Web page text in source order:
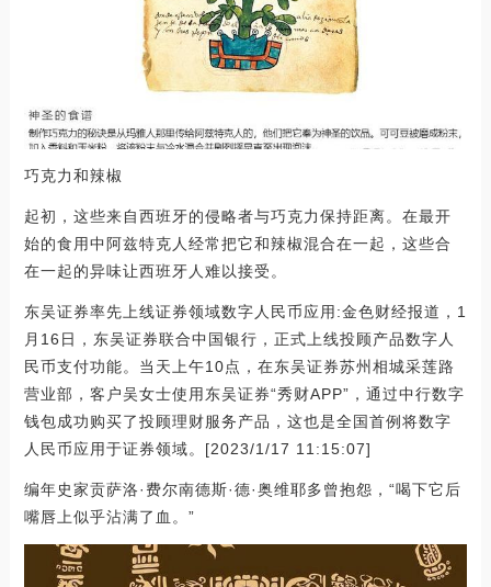
巧克力和辣椒
起初，这些来自西班牙的侵略者与巧克力保持距离。在最开
始的食用中阿兹特克人经常把它和辣椒混合在一起，这些合
在一起的异味让西班牙人难以接受。
东吴证券率先上线证券领域数字人民币应用:金色财经报道，1
月16日，东吴证券联合中国银行，正式上线投顾产品数字人
民币支付功能。当天上午10点，在东吴证券苏州相城采莲路
营业部，客户吴女士使用东吴证券“秀财APP”，通过中行数字
钱包成功购买了投顾理财服务产品，这也是全国首例将数字
人民币应用于证券领域。[2023/1/17 11:15:07]
编年史家贡萨洛·费尔南德斯·德·奥维耶多曾抱怨，“喝下它后
嘴唇上似乎沾满了血。”